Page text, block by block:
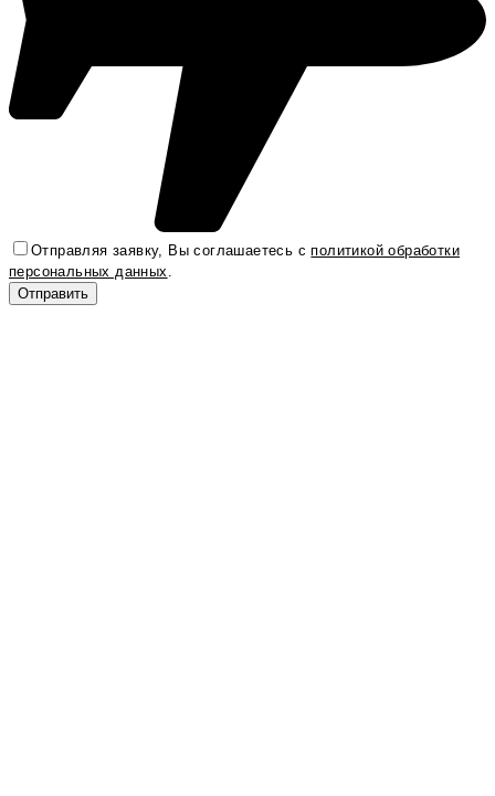
Отправляя заявку, Вы соглашаетесь сполитикой обработки
персональных данных.